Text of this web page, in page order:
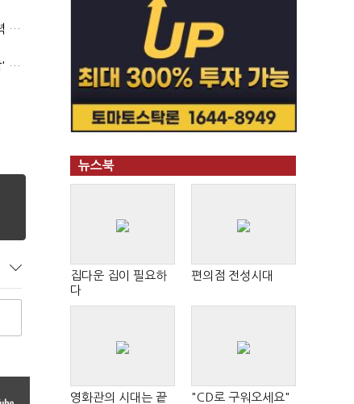
(폴리스라인)'순환근무 방침'에 경찰은 삭발…"베테랑·수사력 보강 먼저"
'신림동·서현역 칼부림' 뒤엔 기동순찰대…'장윤기 은폐·조작' 후엔 내부비리수사대
뉴스북
집다운 집이 필요하
다
편의점 전성시대
영화관의 시대는 끝
"CD로 구워오세요"